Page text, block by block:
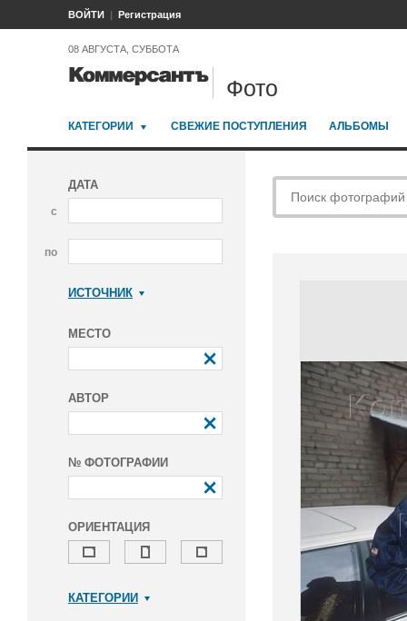
ВОЙТИ Регистрация
08 АВГУСТА, СУББОТА
Фото
КАТЕГОРИИ СВЕЖИЕ ПОСТУПЛЕНИЯ АЛЬБОМЫ
ДАТА
с
по
ИСТОЧНИК
МЕСТО
АВТОР
№ ФОТОГРАФИИ
ОРИЕНТАЦИЯ
КАТЕГОРИИ